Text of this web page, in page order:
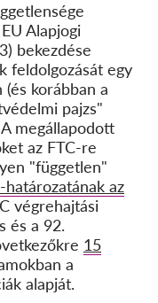
Alapjogi
bekezdése
feldolgozását egy
(és korábban a
pajzs"
megállapodott
az FTC-re
"független"
határozatának az
végrehajtási
és a 92.
15
a
alapját.